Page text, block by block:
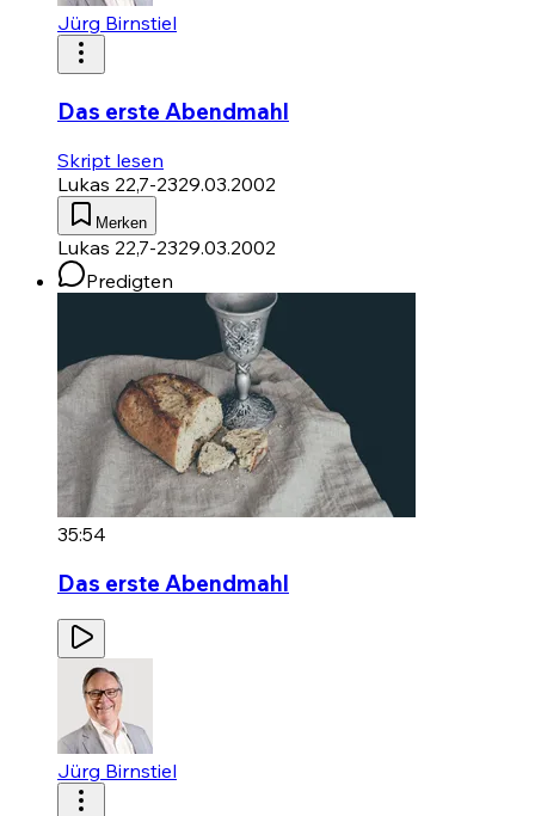
Jürg Birnstiel
Das erste Abendmahl
Skript lesen
Lukas 22,7-2329.03.2002
Merken
Lukas 22,7-2329.03.2002
Predigten
35:54
Das erste Abendmahl
Jürg Birnstiel